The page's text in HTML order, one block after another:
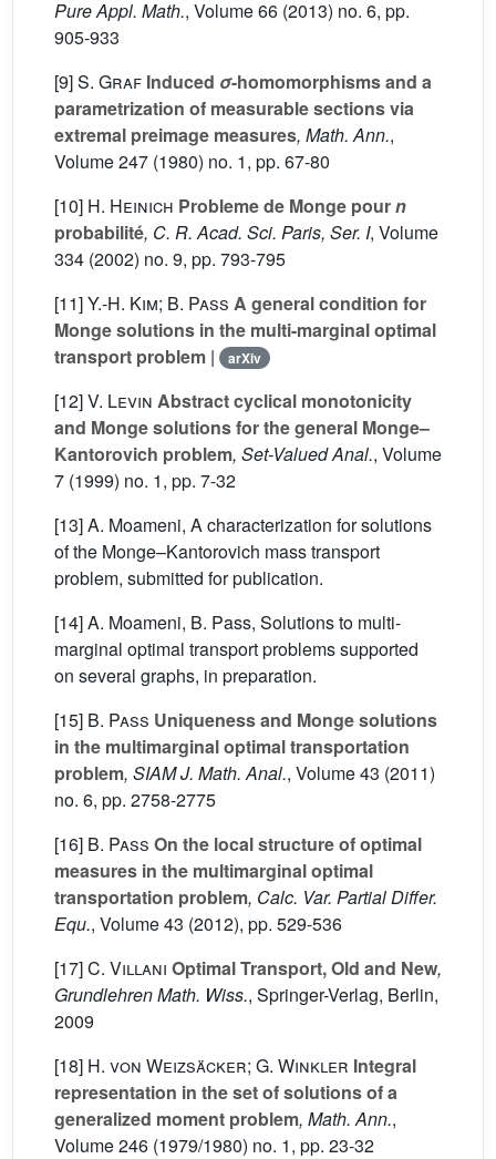
Pure Appl. Math., Volume 66 (2013) no. 6, pp.
905-933
[9]S. Graf Induced σ-homomorphisms and a
parametrization of measurable sections via
extremal preimage measures, Math. Ann.,
Volume 247 (1980) no. 1, pp. 67-80
[10] H. Heinich Probleme de Monge pourn
probabilité, C. R. Acad. Sci. Paris, Ser. I, Volume
334 (2002) no. 9, pp. 793-795
[11]Y.-H. Kim; B. Pass A general condition for
Monge solutions in the multi-marginal optimal
transport problem | arXiv
[12]V. Levin Abstract cyclical monotonicity
and Monge solutions for the general Monge–
Kantorovich problem, Set-Valued Anal., Volume
7 (1999) no. 1, pp. 7-32
[13] A. Moameni, A characterization for solutions
of the Monge–Kantorovich mass transport
problem, submitted for publication.
[14] A. Moameni, B. Pass, Solutions to multi-
marginal optimal transport problems supported
on several graphs, in preparation.
[15] B. Pass Uniqueness and Monge solutions
in the multimarginal optimal transportation
problem, SIAM J. Math. Anal., Volume 43 (2011)
no. 6, pp. 2758-2775
[16] B. Pass On the local structure of optimal
measures in the multimarginal optimal
transportation problem, Calc. Var. Partial Differ.
Equ., Volume 43 (2012), pp. 529-536
[17]C. Villani Optimal Transport, Old and New,
Grundlehren Math. Wiss., Springer-Verlag, Berlin,
2009
[18] H. von Weizsäcker; G. Winkler Integral
representation in the set of solutions of a
generalized moment problem, Math. Ann.,
Volume 246 (1979/1980) no. 1, pp. 23-32